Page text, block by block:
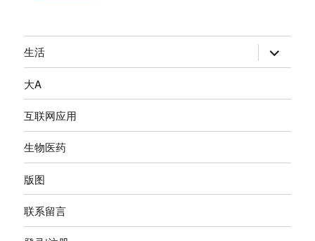
生活
开
大A
互联网应用
生物医药
版图
联系留言